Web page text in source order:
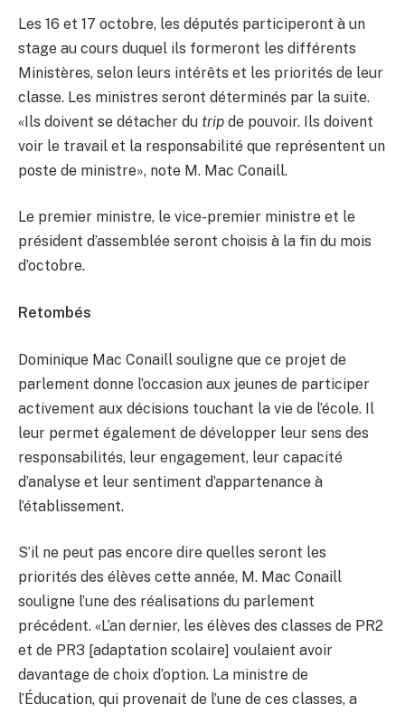
Les 16 et 17 octobre, les députés participeront à un
stage au cours duquel ils formeront les différents
Ministères, selon leurs intérêts et les priorités de leur
classe. Les ministres seront déterminés par la suite.
«Ils doivent se détacher du trip de pouvoir. Ils doivent
voir le travail et la responsabilité que représentent un
poste de ministre», note M. Mac Conaill.
Le premier ministre, le vice-premier ministre et le
président d’assemblée seront choisis à la fin du mois
d’octobre.
Retombés
Dominique Mac Conaill souligne que ce projet de
parlement donne l’occasion aux jeunes de participer
activement aux décisions touchant la vie de l’école. Il
leur permet également de développer leur sens des
responsabilités, leur engagement, leur capacité
d’analyse et leur sentiment d’appartenance à
l’établissement.
S’il ne peut pas encore dire quelles seront les
priorités des élèves cette année, M. Mac Conaill
souligne l’une des réalisations du parlement
précédent. «L’an dernier, les élèves des classes de PR2
et de PR3 [adaptation scolaire] voulaient avoir
davantage de choix d’option. La ministre de
l’Éducation, qui provenait de l’une de ces classes, a